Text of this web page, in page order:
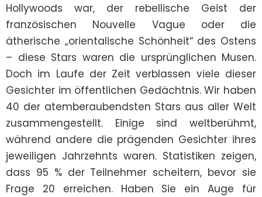
Hollywoods war, der rebellische Geist der
französischen Nouvelle Vague oder die
ätherische „orientalische Schönheit“ des Ostens
– diese Stars waren die ursprünglichen Musen.
Doch im Laufe der Zeit verblassen viele dieser
Gesichter im öffentlichen Gedächtnis. Wir haben
40 der atemberaubendsten Stars aus aller Welt
zusammengestellt. Einige sind weltberühmt,
während andere die prägenden Gesichter ihres
jeweiligen Jahrzehnts waren. Statistiken zeigen,
dass 95 % der Teilnehmer scheitern, bevor sie
Frage 20 erreichen. Haben Sie ein Auge für